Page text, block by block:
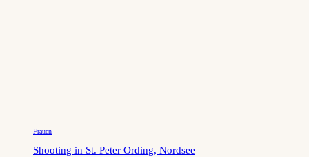
Frauen
Shooting in St. Peter Ording, Nordsee